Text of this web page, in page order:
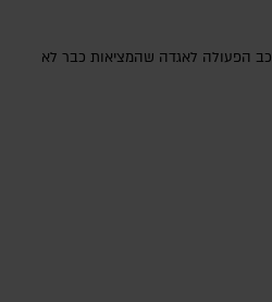
הפעולה לאגדה שהמציאות כבר לא